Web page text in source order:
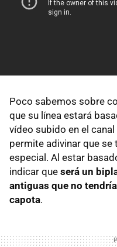
Poco sabemos sobre
que su línea estará
vídeo subido en el
permite adivinar que se
especial. Al estar
indicar que será un
antiguas que no
capota.